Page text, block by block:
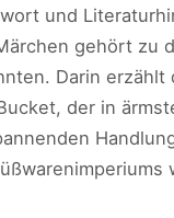
und
gehört zu
Darin erzählt
der in